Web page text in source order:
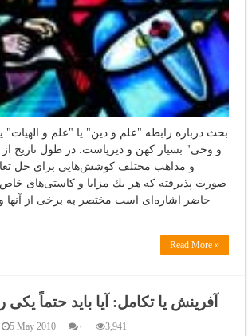
بحث درباره رابطه "علم و دین" یا "علم و
و وحی" بسیار كهن و دیرپاست. در طول تاریخ از
و مذاهب مختلف کوشش‌هایی برای حل
صورت پذیرفته كه هر یك مزایا و كاستی‌های خاص
حاضر اشاره‌ای است مختصر به برخی از آنها و
Read More »
آفرینش یا تکامل: آیا باید حتماً یکی
5 May 2010 ۰ 3,941